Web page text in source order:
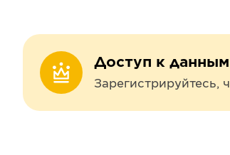
Доступ к
Зарегистрируйтесь,